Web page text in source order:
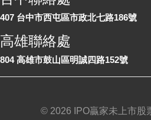
407 台中市西屯區市政北七路186號
高雄聯絡處
804 高雄市鼓山區明誠四路152號
© 2026 IPO贏家未上市股